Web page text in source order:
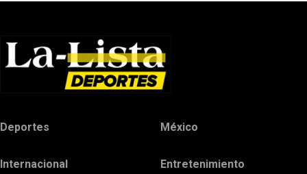
Deportes México
Internacional Entretenimiento